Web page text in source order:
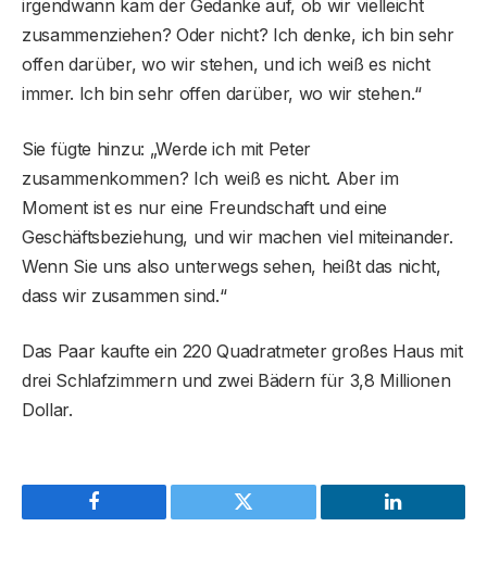
irgendwann kam der Gedanke auf, ob wir vielleicht
zusammenziehen? Oder nicht? Ich denke, ich bin sehr
offen darüber, wo wir stehen, und ich weiß es nicht
immer. Ich bin sehr offen darüber, wo wir stehen.“
Sie fügte hinzu: „Werde ich mit Peter
zusammenkommen? Ich weiß es nicht. Aber im
Moment ist es nur eine Freundschaft und eine
Geschäftsbeziehung, und wir machen viel miteinander.
Wenn Sie uns also unterwegs sehen, heißt das nicht,
dass wir zusammen sind.“
Das Paar kaufte ein 220 Quadratmeter großes Haus mit
drei Schlafzimmern und zwei Bädern für 3,8 Millionen
Dollar.
Facebook Twitter LinkedIn